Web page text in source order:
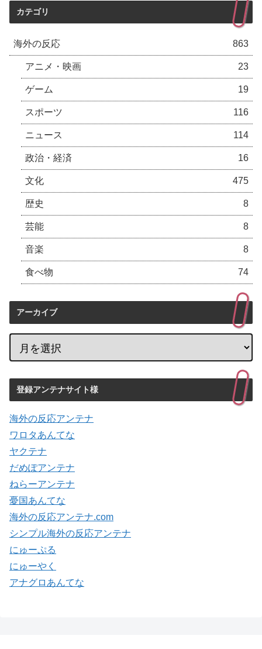
カテゴリ
海外の反応 863
アニメ・映画 23
ゲーム 19
スポーツ 116
ニュース 114
政治・経済 16
文化 475
歴史 8
芸能 8
音楽 8
食べ物 74
アーカイブ
登録アンテナサイト様
海外の反応アンテナ
ワロタあんてな
ヤクテナ
だめぽアンテナ
ねらーアンテナ
憂国あんてな
海外の反応アンテナ.com
シンプル海外の反応アンテナ
にゅーぷる
にゅーやく
アナグロあんてな